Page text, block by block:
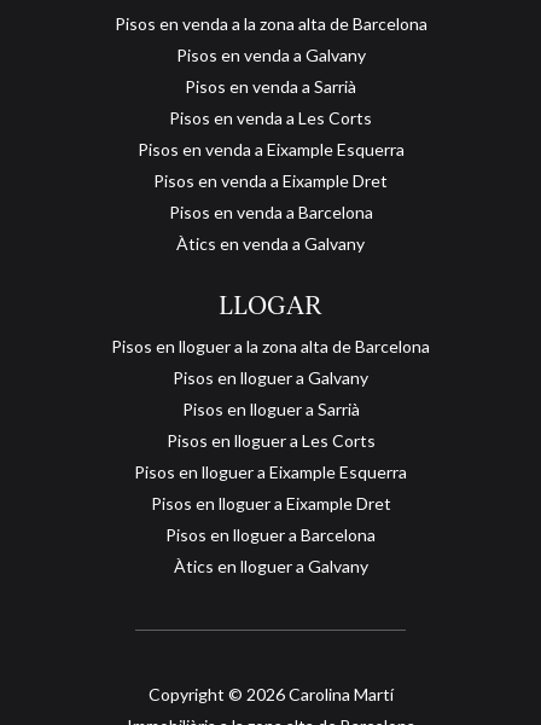
Pisos en venda a la zona alta de Barcelona
Pisos en venda a Galvany
Pisos en venda a Sarrià
Pisos en venda a Les Corts
Pisos en venda a Eixample Esquerra
Pisos en venda a Eixample Dret
Pisos en venda a Barcelona
Àtics en venda a Galvany
LLOGAR
Pisos en lloguer a la zona alta de Barcelona
Pisos en lloguer a Galvany
Pisos en lloguer a Sarrià
Pisos en lloguer a Les Corts
Pisos en lloguer a Eixample Esquerra
Pisos en lloguer a Eixample Dret
Pisos en lloguer a Barcelona
Àtics en lloguer a Galvany
Copyright © 2026 Carolina Martí
Guardar configuració